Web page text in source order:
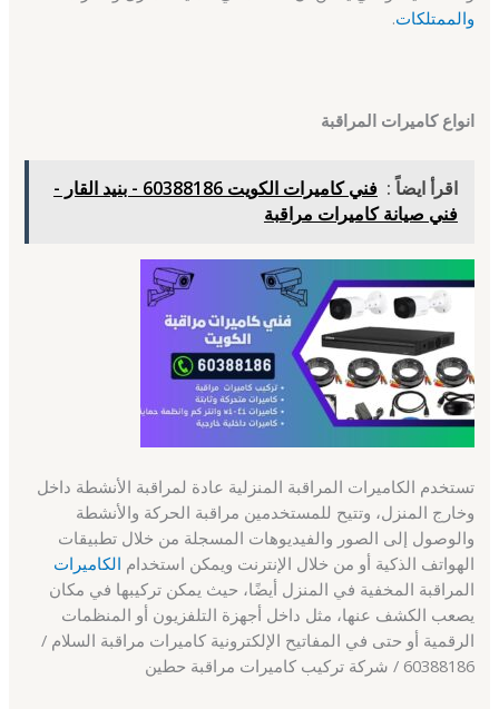
والممتلكات.
انواع كاميرات المراقبة
اقرأ ايضاً :
فني كاميرات الكويت 60388186 - بنيد القار -
فني صيانة كاميرات مراقبة
تستخدم الكاميرات المراقبة المنزلية عادة لمراقبة الأنشطة داخل
وخارج المنزل، وتتيح للمستخدمين مراقبة الحركة والأنشطة
والوصول إلى الصور والفيديوهات المسجلة من خلال تطبيقات
الهواتف الذكية أو من خلال الإنترنت ويمكن استخدام الكاميرات
المراقبة المخفية في المنزل أيضًا، حيث يمكن تركيبها في مكان
يصعب الكشف عنها، مثل داخل أجهزة التلفزيون أو المنظمات
الرقمية أو حتى في المفاتيح الإلكترونية كاميرات مراقبة السلام /
60388186 / شركة تركيب كاميرات مراقبة حطين